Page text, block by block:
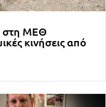
στη ΜΕΘ
κινήσεις από